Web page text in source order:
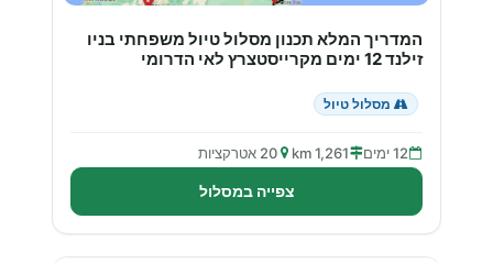
המדריך המלא תכנון מסלול טיול משפחתי בניו
זילנד 12 ימים מקרייסטצרץ לאי הדרומי
מסלול טיול
12 ימים 1,261 km 20 אטרקציות
צפייה במסלול